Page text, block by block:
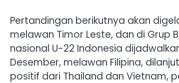
Pertandingan berikutnya akan
melawan Timor Leste, dan di Grup
nasional U-22 Indonesia
Desember, melawan Filipina,
positif dari Thailand dan Vietnam,